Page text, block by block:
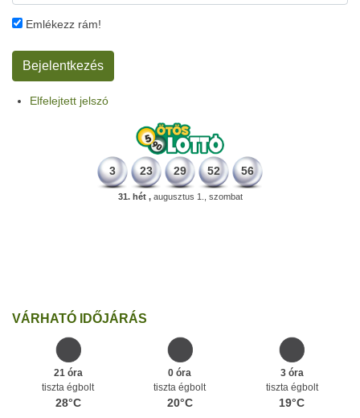
Emlékezz rám!
Elfelejtett jelszó
3 23 29 52 56
31. hét ,augusztus 1., szombat
VÁRHATÓ IDŐJÁRÁS
21 óra
tiszta égbolt
28°C
0 óra
tiszta égbolt
20°C
3 óra
tiszta égbolt
19°C